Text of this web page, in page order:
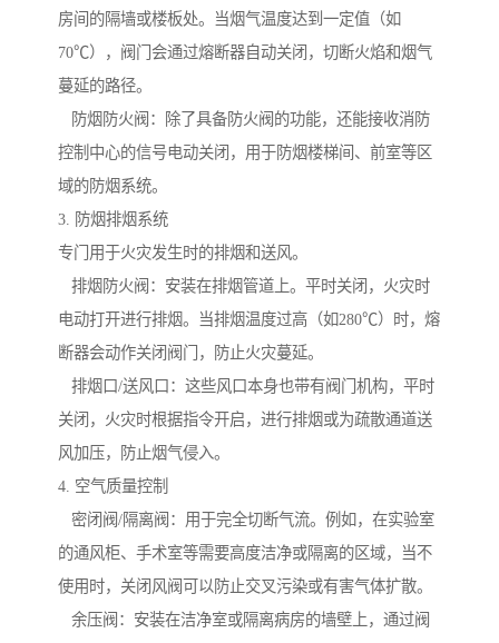
房间的隔墙或楼板处。当烟气温度达到一定值（如
70℃），阀门会通过熔断器自动关闭，切断火焰和烟气
蔓延的路径。
防烟防火阀：除了具备防火阀的功能，还能接收消防
控制中心的信号电动关闭，用于防烟楼梯间、前室等区
域的防烟系统。
3. 防烟排烟系统
专门用于火灾发生时的排烟和送风。
排烟防火阀：安装在排烟管道上。平时关闭，火灾时
电动打开进行排烟。当排烟温度过高（如280℃）时，熔
断器会动作关闭阀门，防止火灾蔓延。
排烟口/送风口：这些风口本身也带有阀门机构，平时
关闭，火灾时根据指令开启，进行排烟或为疏散通道送
风加压，防止烟气侵入。
4. 空气质量控制
密闭阀/隔离阀：用于完全切断气流。例如，在实验室
的通风柜、手术室等需要高度洁净或隔离的区域，当不
使用时，关闭风阀可以防止交叉污染或有害气体扩散。
余压阀：安装在洁净室或隔离病房的墙壁上，通过阀